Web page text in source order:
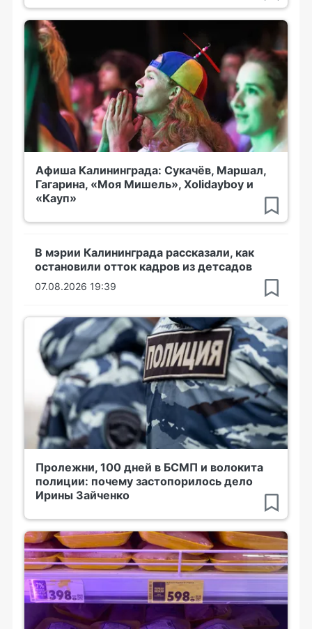
Афиша Калининграда: Сукачёв, Маршал,
Гагарина, «Моя Мишель», Xolidayboy и
«Кауп»
В мэрии Калининграда рассказали, как
остановили отток кадров из детсадов
07.08.2026 19:39
Пролежни, 100 дней в БСМП и волокита
полиции: почему застопорилось дело
Ирины Зайченко